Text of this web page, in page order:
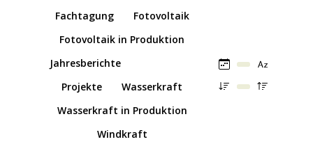
Fachtagung
Fotovoltaik
Fotovoltaik in Produktion
Jahresberichte
Projekte
Wasserkraft
Wasserkraft in Produktion
Windkraft